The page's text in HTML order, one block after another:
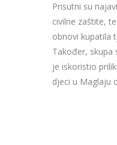
Prisutni su
civilne zaštite,
obnovi kupatila
Također, skupa
je iskoristio
djeci u Maglaju